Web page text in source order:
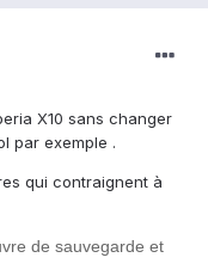
X10 sans changer
par exemple .
qui contraignent à
de sauvegarde et